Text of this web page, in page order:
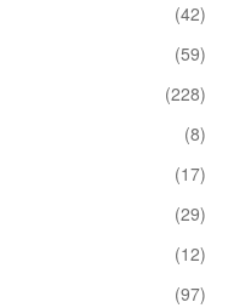
(42)
(59)
(228)
(8)
(17)
(29)
(12)
(97)